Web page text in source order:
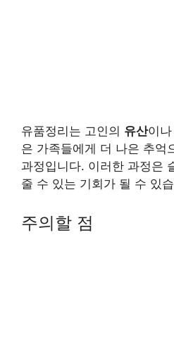
유품정리는 고인의 유산이나
은 가족들에게 더 나은 추억
과정입니다. 이러한 과정은
줄 수 있는 기회가 될 수 있
주의할 점